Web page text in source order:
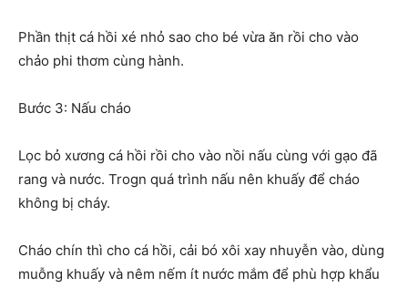
Phần thịt cá hồi xé nhỏ sao cho bé vừa ăn rồi cho vào
chảo phi thơm cùng hành.
Bước 3: Nấu cháo
Lọc bỏ xương cá hồi rồi cho vào nồi nấu cùng với gạo đã
rang và nước. Trogn quá trình nấu nên khuấy để cháo
không bị cháy.
Cháo chín thì cho cá hồi, cải bó xôi xay nhuyễn vào, dùng
muỗng khuấy và nêm nếm ít nước mắm để phù hợp khẩu